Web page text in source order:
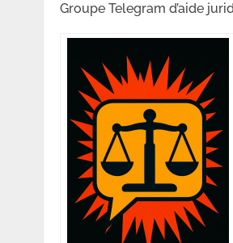
Groupe Telegram d’aide